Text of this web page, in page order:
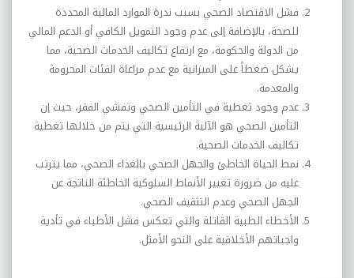
فشل الاقتصاد الصحي بسبب ندرة الموارد المالية المحددة
للصحة، بالإضافة إلى عدم وجود التمويل الكافي أو الدعم المالي
من الدولة والحكومة، مع ارتفاع تكاليف الخدمات الصحية، مما
يشكل ضغطاً على الميزانية مع عدم مراعاة الفئات المحرومة
والمعدمة.
عدم وجود تغطية في التأمين الصحي وتفشي الفقر، حيث إن
التأمين الصحي هو الآلية الرئيسية التي يتم من خلالها تغطية
تكاليف الخدمات الصحية.
نمط الحياة الخاطئ والجهل الصحي بالغذاء الصحي، مما يترتب
عليه من ضرورة تغيير الأنماط السلوكية الخاطئة الناتجة عن
الجهل الصحي وعدم التثقيف الصحي.
الأخطاء الطبية القاتلة والتي تعكس فشل الأطباء في تأدية
واجباتهم الأخلاقية على النحو الأمثل.